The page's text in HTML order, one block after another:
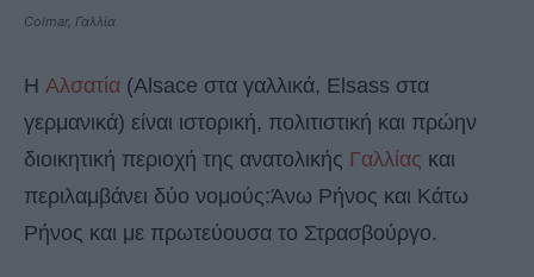
Colmar, Γαλλία
Η Αλσατία (Alsace στα γαλλικά, Elsass στα
γερμανικά) είναι ιστορική, πολιτιστική και πρώην
διοικητική περιοχή της ανατολικής Γαλλίας και
περιλαμβάνει δύο νομούς:Άνω Ρήνος και Κάτω
Ρήνος και με πρωτεύουσα το Στρασβούργο.